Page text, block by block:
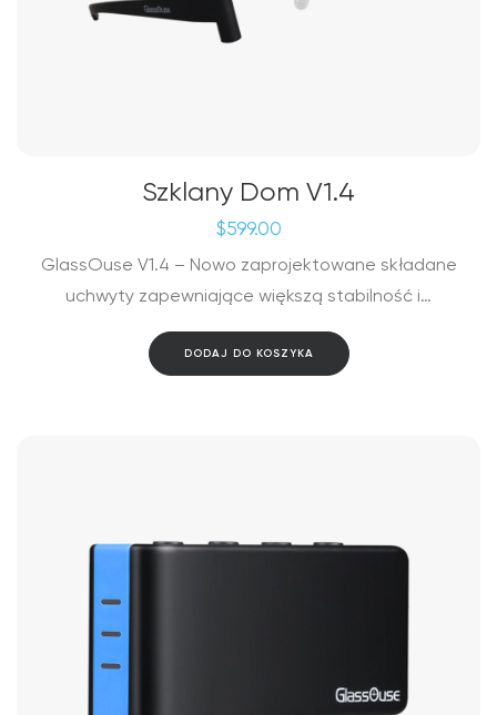
Szklany Dom V1.4
$599.00
GlassOuse V1.4 – Nowo zaprojektowane składane
uchwyty zapewniające większą stabilność i…
DODAJ DO KOSZYKA